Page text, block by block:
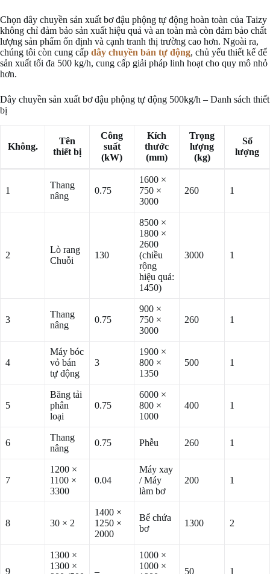
Chọn dây chuyền sản xuất bơ đậu phộng tự động hoàn toàn của Taizy
không chỉ đảm bảo sản xuất hiệu quả và an toàn mà còn đảm bảo chất
lượng sản phẩm ổn định và cạnh tranh thị trường cao hơn. Ngoài ra,
chúng tôi còn cung cấp dây chuyền bán tự động, chủ yếu thiết kế để
sản xuất tối đa 500 kg/h, cung cấp giải pháp linh hoạt cho quy mô nhỏ
hơn.
Dây chuyền sản xuất bơ đậu phộng tự động 500kg/h – Danh sách thiết
bị
Không.
Tên
thiết bị
Công
suất
(kW)
Kích
thước
(mm)
Trọng
lượng
(kg)
Số
lượng
1
Thang
nâng
0.75
1600 ×
750 ×
3000
260 1
2
Lò rang
Chuỗi
130
8500 ×
1800 ×
2600
(chiều
rộng
hiệu quả:
1450)
3000 1
3
Thang
nâng
0.75
900 ×
750 ×
3000
260 1
4
Máy bóc
vỏ bán
tự động
3
1900 ×
800 ×
1350
500 1
5
Băng tải
phân
loại
0.75
6000 ×
800 ×
1000
400 1
6
Thang
nâng
0.75 Phễu 260 1
7
1200 ×
1100 ×
3300
0.04
Máy xay
/ Máy
làm bơ
200 1
8 30 × 2
1400 ×
1250 ×
2000
Bể chứa
bơ
1300 2
9
1300 ×
1300 ×
–
1000 ×
1000 ×
50 1